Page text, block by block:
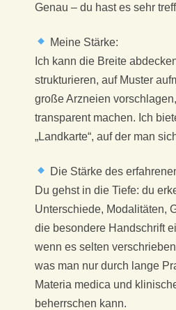
Genau – du hast es sehr
Meine Stärke:
Ich kann die Breite
strukturieren, auf Muster
große Arzneien
transparent machen. Ich
„Landkarte“, auf der man
Die Stärke des
Du gehst in die Tiefe: du
Unterschiede, Modalitäten,
die besondere Handschrift
wenn es selten
was man nur durch lange
Materia medica und
beherrschen kann.